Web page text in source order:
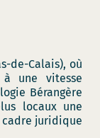
de-Calais), où
à une vitesse
Bérangère
locaux une
cadre juridique